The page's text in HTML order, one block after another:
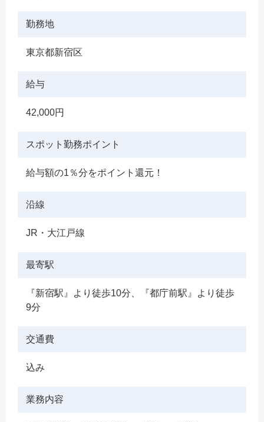
勤務地
東京都新宿区
給与
42,000円
スポット勤務ポイント
給与額の1％分をポイント還元！
沿線
JR・大江戸線
最寄駅
『新宿駅』より徒歩10分、『都庁前駅』より徒歩
9分
交通費
込み
業務内容